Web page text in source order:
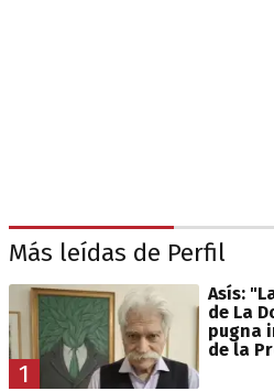
Más leídas de Perfil
1
Asís:
de La
pugna
de la